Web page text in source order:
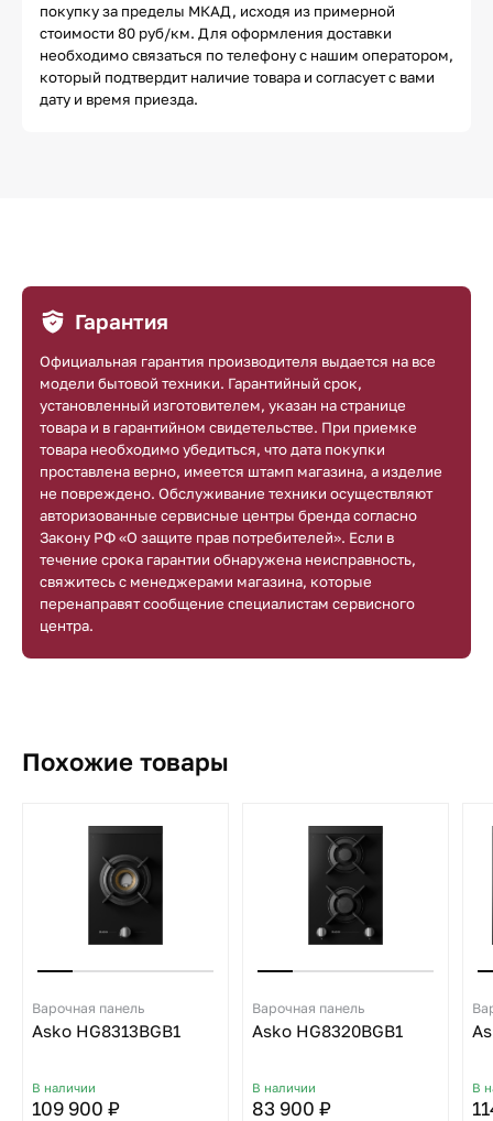
покупку за пределы МКАД, исходя из примерной
стоимости 80 руб/км. Для оформления доставки
необходимо связаться по телефону с нашим оператором,
который подтвердит наличие товара и согласует с вами
дату и время приезда.
Гарантия
Официальная гарантия производителя выдается на все
модели бытовой техники. Гарантийный срок,
установленный изготовителем, указан на странице
товара и в гарантийном свидетельстве. При приемке
товара необходимо убедиться, что дата покупки
проставлена верно, имеется штамп магазина, а изделие
не повреждено. Обслуживание техники осуществляют
авторизованные сервисные центры бренда согласно
Закону РФ «О защите прав потребителей». Если в
течение срока гарантии обнаружена неисправность,
свяжитесь с менеджерами магазина, которые
перенаправят сообщение специалистам сервисного
центра.
Похожие товары
Варочная панель
Asko HG8313BGB1
В наличии
109 900 ₽
Варочная панель
Asko HG8320BGB1
В наличии
83 900 ₽
В